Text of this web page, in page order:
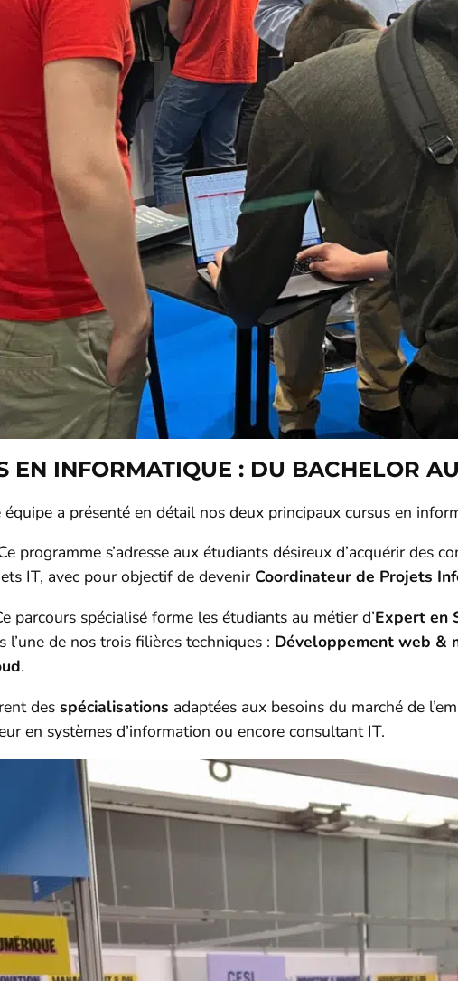
EN INFORMATIQUE : DU BACHELOR
a présenté en détail nos deux principaux cursus en
programme s’adresse aux étudiants désireux d’acquérir des
IT, avec pour objectif de devenir Coordinateur de Projets
parcours spécialisé forme les étudiants au métier d’Expert en
l’une de nos trois filières techniques : Développement web &
.
des spécialisations adaptées aux besoins du marché de
en systèmes d’information ou encore consultant IT.